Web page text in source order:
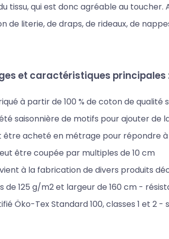
tissu, qui est donc agréable au
de literie, de draps, de rideaux, de
et caractéristiques principales
à partir de 100 % de coton de
saisonnière de motifs pour ajouter de
être acheté en métrage pour répondre
être coupée par multiples de 10 cm
à la fabrication de divers produits
de 125 g/m2 et largeur de 160 cm -
Öko-Tex Standard 100, classes 1 et 2